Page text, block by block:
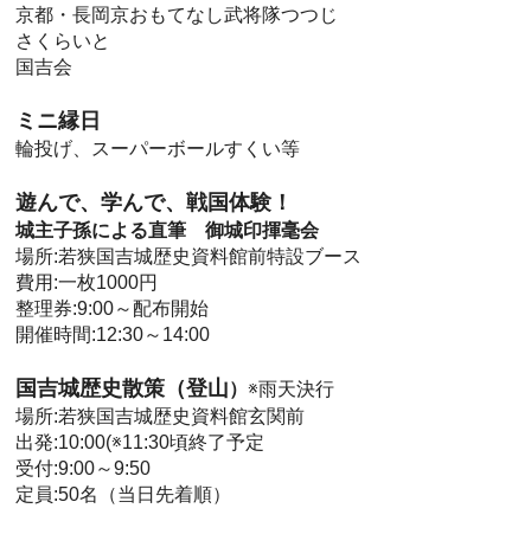
京都・長岡京おもてなし武将隊つつじ
さくらいと
国吉会
ミニ縁日
輪投げ、スーパーボールすくい等
遊んで、学んで、戦国体験！
城主子孫による直筆 御城印揮毫会
場所:若狭国吉城歴史資料館前特設ブース
費用:一枚1000円
整理券:9:00～配布開始
開催時間:12:30～14:00
国吉城歴史散策（登山） ※雨天決行
場所:若狭国吉城歴史資料館玄関前
出発:10:00(※11:30頃終了予定
受付:9:00～9:50
定員:50名（当日先着順）